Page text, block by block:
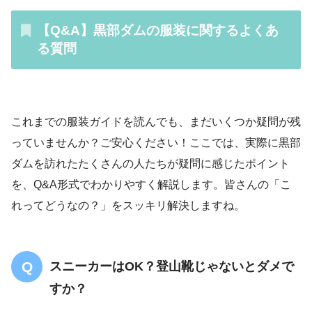
【Q&A】黒部ダムの服装に関するよくあ
る質問
これまでの服装ガイドを読んでも、まだいくつか疑問が残
っていませんか？ご安心ください！ここでは、実際に黒部
ダムを訪れたたくさんの人たちが疑問に感じたポイント
を、Q&A形式でわかりやすく解説します。皆さんの「こ
れってどうなの？」をスッキリ解決しますね。
スニーカーはOK？登山靴じゃないとダメで
すか？